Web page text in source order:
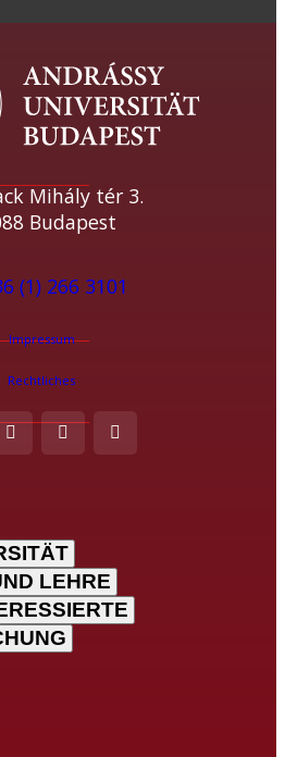
Mihály tér 3.
Budapest
(1) 266 3101
Impressum
Rechtliches
LEHRE